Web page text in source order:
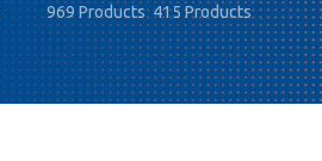
969 Products 415 Products